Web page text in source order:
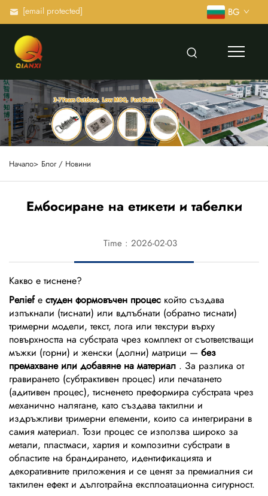
[email protected] BG
Начало> Блог / Новини
Ембосиране на етикети и табелки
Time : 2026-02-03
Какво е тиснене?
Релiefе студен формовъчен процес който създава
изпъкнали (тиснати) или вдлъбнати (обратно тиснати)
тримерни модели, текст, лога или текстури върху
повърхността на субстрата чрез комплект от съответстващи
мъжки (горни) и женски (долни) матрици — без
премахване или добавяне на материал . За разлика от
гравирането (субтрактивен процес) или печатането
(адитивен процес), тисненето преформира субстрата чрез
механично налягане, като създава тактилни и
издръжливи тримерни елементи, които са интегрирани в
самия материал. Този процес се използва широко за
метали, пластмаси, хартия и композитни субстрати в
областите на брандирането, идентификацията и
декоративните приложения и се ценят за премиалния си
тактилен ефект и дълготрайна експлоатационна сигурност.